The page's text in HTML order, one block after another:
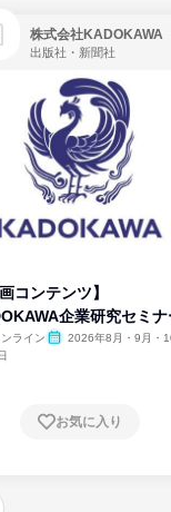
株式会社KADOKAWA
出版社・新聞社
画コンテンツ】
企業研究セミナ
ンライン
2026年8月・9月・
お気に入り